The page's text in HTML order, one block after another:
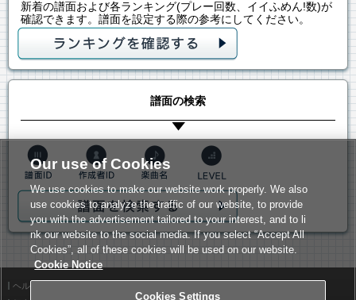
新着の譜面および各ランキング(プレー回数、イイふめん!数)が
確認できます。譜面を設定する際の参考にしてください。
譜面の検索
ヘルプ
Our use of Cookies
We use cookies to make our website work properly. We also
use cookies to analyze the traffic of our website, to provide
you with the advertisement tailored to your interest, and to li
nk our website to the social media. If you select “Accept All
Cookies”, all of these cookies will be used on our website.
Cookie Notice
Cookies Settings